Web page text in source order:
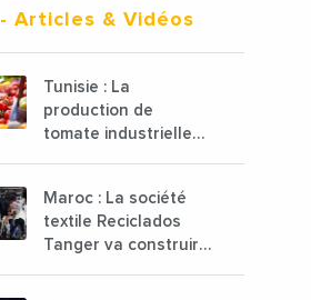
- Articles & Vidéos
Tunisie : La
production de
tomate industrielle
en baisse de 15%
Maroc : La société
textile Reciclados
Tanger va construire